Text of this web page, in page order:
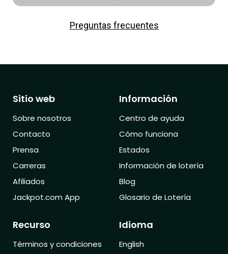
Preguntas frecuentes
Sitio web
Sobre nosotros
Contacto
Prensa
Carreras
Afiliados
Jackpot.com App
Información
Centro de ayuda
Cómo funciona
Estados
Información de lotería
Blog
Glosario de Lotería
Recurso
Términos y condiciones
Idioma
English